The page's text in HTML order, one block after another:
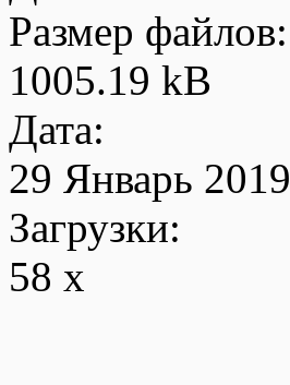
Размер файлов:
1005.19 kB
Дата:
29 Январь 2019
Загрузки:
58 x